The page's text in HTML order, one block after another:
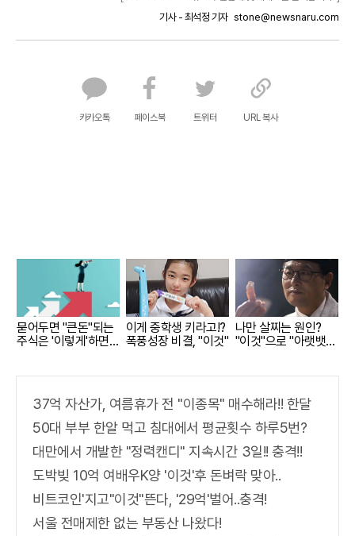
기사 - 최석정 기자 stone@newsnaru.com
카카오톡 페이스북 트위터 URL 복사
묻어두면 "큰돈"되는
주식은 '이렇게'하면
이게 중학생 키라고!?
폭풍성장 비결, "이것"
나만 살찌는 원인?
"이것"으로 "아랫뱃
37억 자산가, 여름휴가 전 "이종목" 매수해라!! 한달
50대 부부 한알 먹고 침대에서 평균횟수 하루5번?
대만에서 개발한 "정력캔디" 지속시간 3일!! 충격!!
도박빚 10억 여배우K양 '이것'후 돈벼락 맞아..
비트코인'지고"이것"뜬다, '29억'벌어..충격!
서울 전매제한 없는 부동산 나왔다!